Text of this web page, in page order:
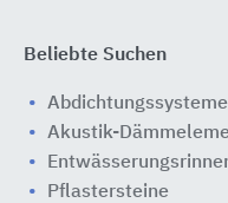
Beliebte Suchen
Abdichtungssysteme
Akustik-
Pflastersteine